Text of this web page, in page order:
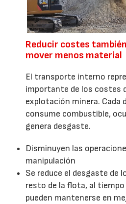
Reducir costes
mover menos material
El transporte interno
importante de los costes
explotación minera. Cada
consume combustible,
genera desgaste.
Disminuyen las
manipulación
Se reduce el desgaste de
resto de la flota, al
pueden mantenerse en